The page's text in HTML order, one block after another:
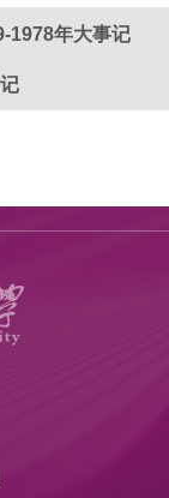
1978年大事记